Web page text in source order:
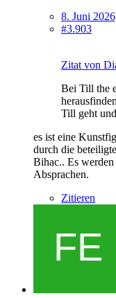
8. Juni
#3.903
Zitat von
Bei Till the
Till geht
es ist eine
durch die
Bihac.. Es
Absprachen.
Zitieren